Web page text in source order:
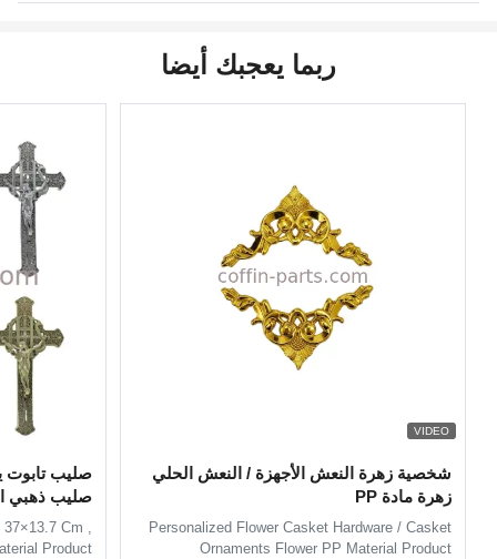
ربما يعجبك أيضا
VIDEO
شخصية زهرة النعش الأجهزة / النعش الحلي
زهرة مادة PP
Personalized Flower Casket Hardware / Casket
Ornaments Flower PP Material Product
صليب ذهبي
Cm ,
Product